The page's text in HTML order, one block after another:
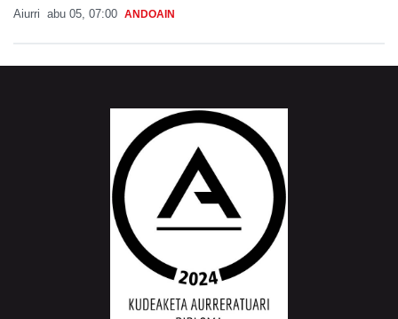
Aiurri abu 05, 07:00 ANDOAIN